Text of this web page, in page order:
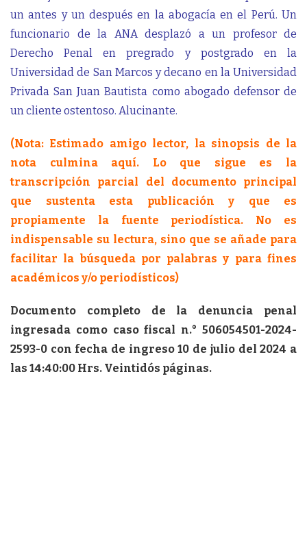
un antes y un después en la abogacía en el Perú. Un
funcionario de la ANA desplazó a un profesor de
Derecho Penal en pregrado y postgrado en la
Universidad de San Marcos y decano en la Universidad
Privada San Juan Bautista como abogado defensor de
un cliente ostentoso. Alucinante.
(Nota: Estimado amigo lector, la sinopsis de la
nota culmina aquí. Lo que sigue es la
transcripción parcial del documento principal
que sustenta esta publicación y que es
propiamente la fuente periodística. No es
indispensable su lectura, sino que se añade para
facilitar la búsqueda por palabras y para fines
académicos y/o periodísticos)
Documento completo de la denuncia penal
ingresada como caso fiscal n.° 506054501-2024-
2593-0 con fecha de ingreso 10 de julio del 2024 a
las 14:40:00 Hrs. Veintidós páginas.